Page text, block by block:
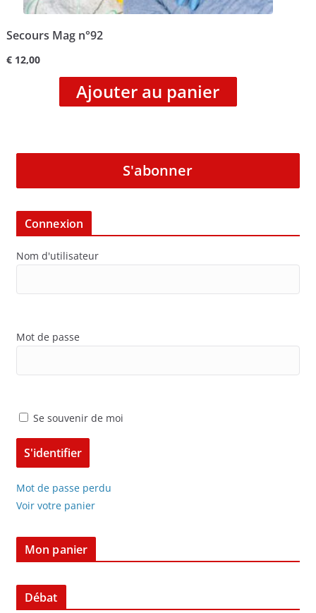
Secours Mag n°92
€12,00
Ajouter au panier
S'abonner
Connexion
Nom d'utilisateur
Mot de passe
Se souvenir de moi
Mot de passe perdu
Voir votre panier
Mon panier
Débat